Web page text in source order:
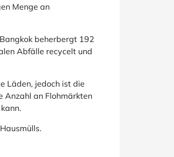
Menge an
beherbergt 192
Abfälle recycelt und
Läden, jedoch ist die
Anzahl an Flohmärkten